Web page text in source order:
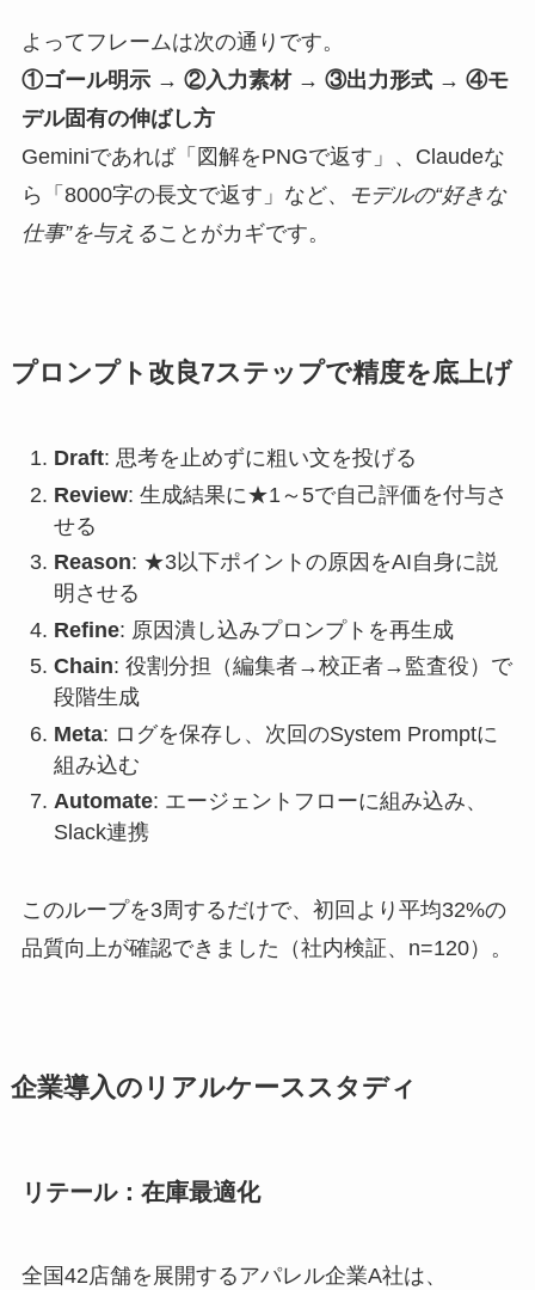
よってフレームは次の通りです。
①ゴール明示 → ②入力素材 → ③出力形式 → ④モ
デル固有の伸ばし方
Geminiであれば「図解をPNGで返す」、Claudeな
ら「8000字の長文で返す」など、
モデルの“好きな
仕事”を与えることがカギです。
プロンプト改良7ステップで精度を底上げ
Draft: 思考を止めずに粗い文を投げる
Review: 生成結果に★1～5で自己評価を付与さ
せる
Reason: ★3以下ポイントの原因をAI自身に説
明させる
Refine: 原因潰し込みプロンプトを再生成
Chain: 役割分担（編集者→校正者→監査役）で
段階生成
Meta: ログを保存し、次回のSystem Promptに
組み込む
Automate: エージェントフローに組み込み、
Slack連携
このループを3周するだけで、初回より平均32%の
品質向上が確認できました（社内検証、n=120）。
企業導入のリアルケーススタディ
リテール：在庫最適化
全国42店舗を展開するアパレル企業A社は、